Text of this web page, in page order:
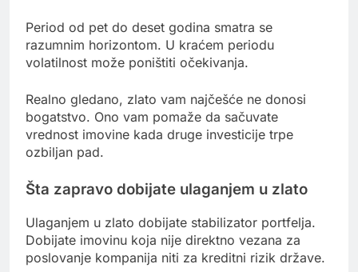
Period od pet do deset godina smatra se
razumnim horizontom. U kraćem periodu
volatilnost može poništiti očekivanja.
Realno gledano, zlato vam najčešće ne donosi
bogatstvo. Ono vam pomaže da sačuvate
vrednost imovine kada druge investicije trpe
ozbiljan pad.
Šta zapravo dobijate ulaganjem u zlato
Ulaganjem u zlato dobijate stabilizator portfelja.
Dobijate imovinu koja nije direktno vezana za
poslovanje kompanija niti za kreditni rizik države.